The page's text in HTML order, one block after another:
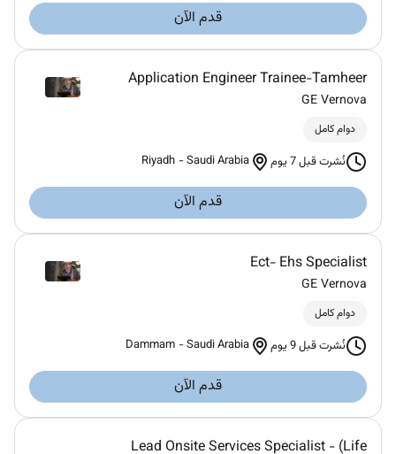
قدم الآن
Application Engineer Trainee-Tamheer
GE Vernova
دوام كامل
نُشرت قبل 7 يوم Riyadh -Saudi Arabia
قدم الآن
Ect- Ehs Specialist
GE Vernova
دوام كامل
نُشرت قبل 9 يوم Dammam -Saudi Arabia
قدم الآن
Lead Onsite Services Specialist - (Life